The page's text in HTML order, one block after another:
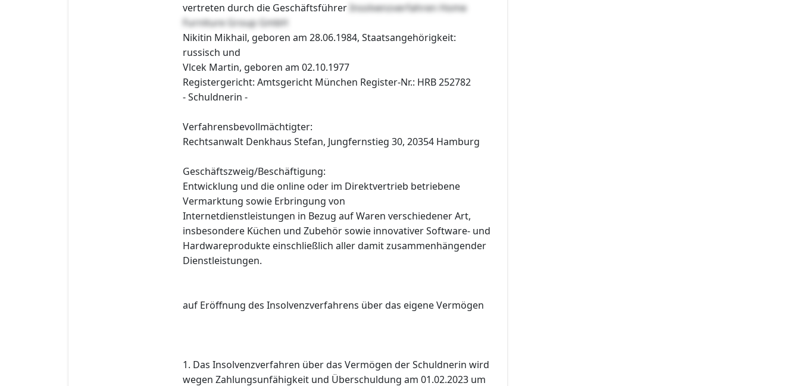
vertreten durch die Geschäftsführer Insolvenzverfahren Home
Furniture Group GmbH
Nikitin Mikhail, geboren am 28.06.1984, Staatsangehörigkeit:
russisch und
Vlcek Martin, geboren am 02.10.1977
Registergericht: Amtsgericht München Register-Nr.: HRB 252782
- Schuldnerin -
Verfahrensbevollmächtigter:
Rechtsanwalt Denkhaus Stefan, Jungfernstieg 30, 20354 Hamburg
Geschäftszweig/Beschäftigung:
Entwicklung und die online oder im Direktvertrieb betriebene
Vermarktung sowie Erbringung von
Internetdienstleistungen in Bezug auf Waren verschiedener Art,
insbesondere Küchen und Zubehör sowie innovativer Software- und
Hardwareprodukte einschließlich aller damit zusammenhängender
Dienstleistungen.
auf Eröffnung des Insolvenzverfahrens über das eigene Vermögen
1. Das Insolvenzverfahren über das Vermögen der Schuldnerin wird
wegen Zahlungsunfähigkeit und Überschuldung am 01.02.2023 um